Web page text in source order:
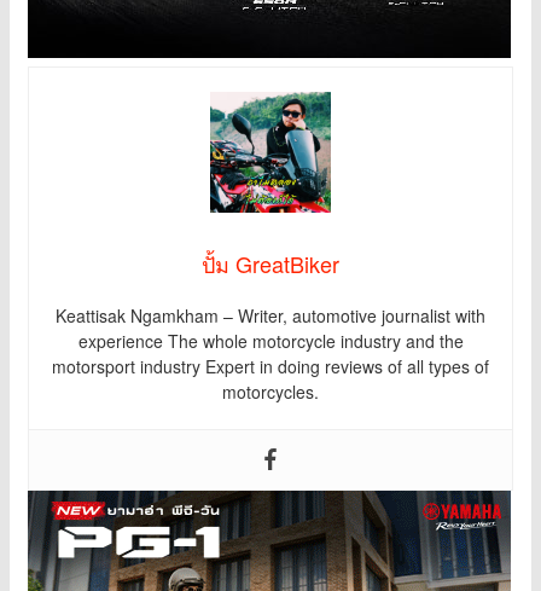
ปั้ม GreatBiker
Keattisak Ngamkham – Writer, automotive journalist with
experience The whole motorcycle industry and the
motorsport industry Expert in doing reviews of all types of
motorcycles.